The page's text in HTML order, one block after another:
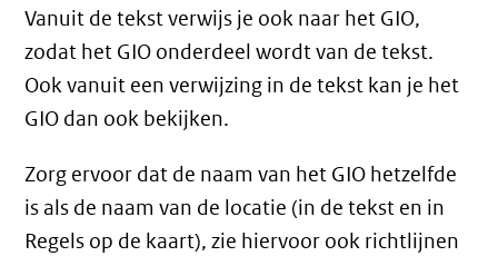
Vanuit de tekst verwijs je ook naar het GIO,
zodat het GIO onderdeel wordt van de tekst.
Ook vanuit een verwijzing in de tekst kan je het
GIO dan ook bekijken.
Zorg ervoor dat de naam van het GIO hetzelfde
is als de naam van de locatie (in de tekst en in
Regels op de kaart), zie hiervoor ook richtlijnen